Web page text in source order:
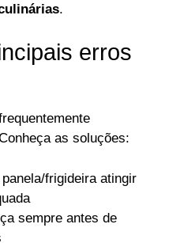
.
erros
as soluções:
frigideira atingir
sempre antes de